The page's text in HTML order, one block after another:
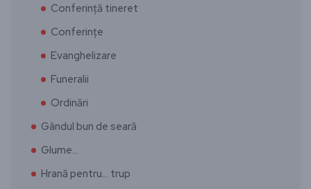
Conferință tineret
Conferințe
Evanghelizare
Funeralii
Ordinări
Gândul bun de seară
Glume…
Hrană pentru… trup